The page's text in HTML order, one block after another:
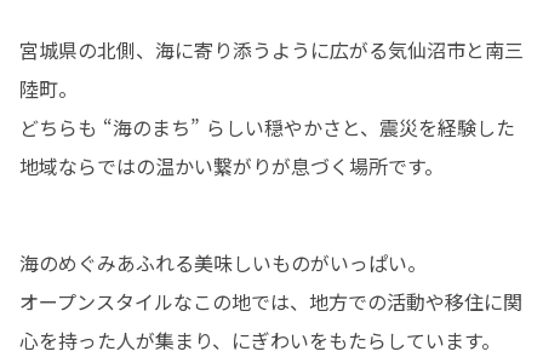
宮城県の北側、海に寄り添うように広がる気仙沼市と南三
陸町。
どちらも “海のまち” らしい穏やかさと、震災を経験した
地域ならではの温かい繋がりが息づく場所です。
海のめぐみあふれる美味しいものがいっぱい。
オープンスタイルなこの地では、地方での活動や移住に関
心を持った人が集まり、にぎわいをもたらしています。